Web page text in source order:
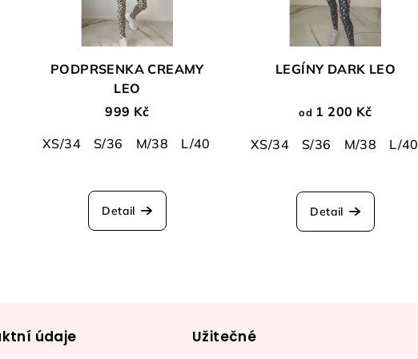
PODPRSENKA CREAMY
LEO
999 Kč
XS/34
S/36 M/38 L/40
Detail
LEGÍNY DARK LEO
od 1 200 Kč
XS/34 S/36 M/38 L/40
Detail
údaje Užitečné